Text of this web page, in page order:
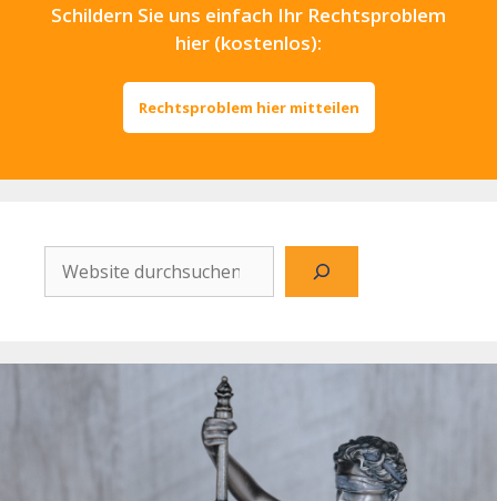
Schildern Sie uns einfach Ihr Rechtsproblem
hier (kostenlos):
Rechtsproblem hier mitteilen
Website
durchsuchen